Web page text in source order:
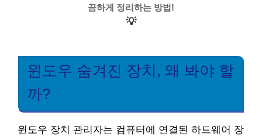
끔하게 정리하는 방법!
💡
윈도우 숨겨진 장치, 왜 봐야 할
까?
윈도우 장치 관리자는 컴퓨터에 연결된 하드웨어 장